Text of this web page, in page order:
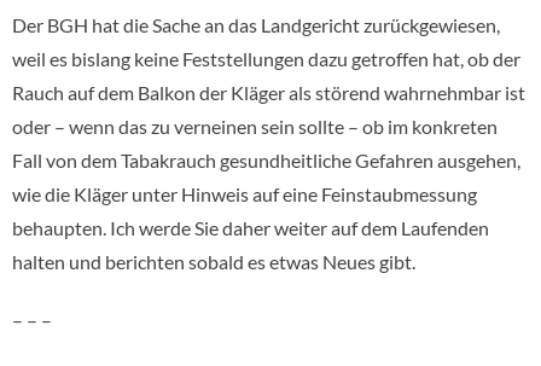
Der BGH hat die Sache an das Landgericht zurückgewiesen,
weil es bislang keine Feststellungen dazu getroffen hat, ob der
Rauch auf dem Balkon der Kläger als störend wahrnehmbar ist
oder – wenn das zu verneinen sein sollte – ob im konkreten
Fall von dem Tabakrauch gesundheitliche Gefahren ausgehen,
wie die Kläger unter Hinweis auf eine Feinstaubmessung
behaupten. Ich werde Sie daher weiter auf dem Laufenden
halten und berichten sobald es etwas Neues gibt.
– – –